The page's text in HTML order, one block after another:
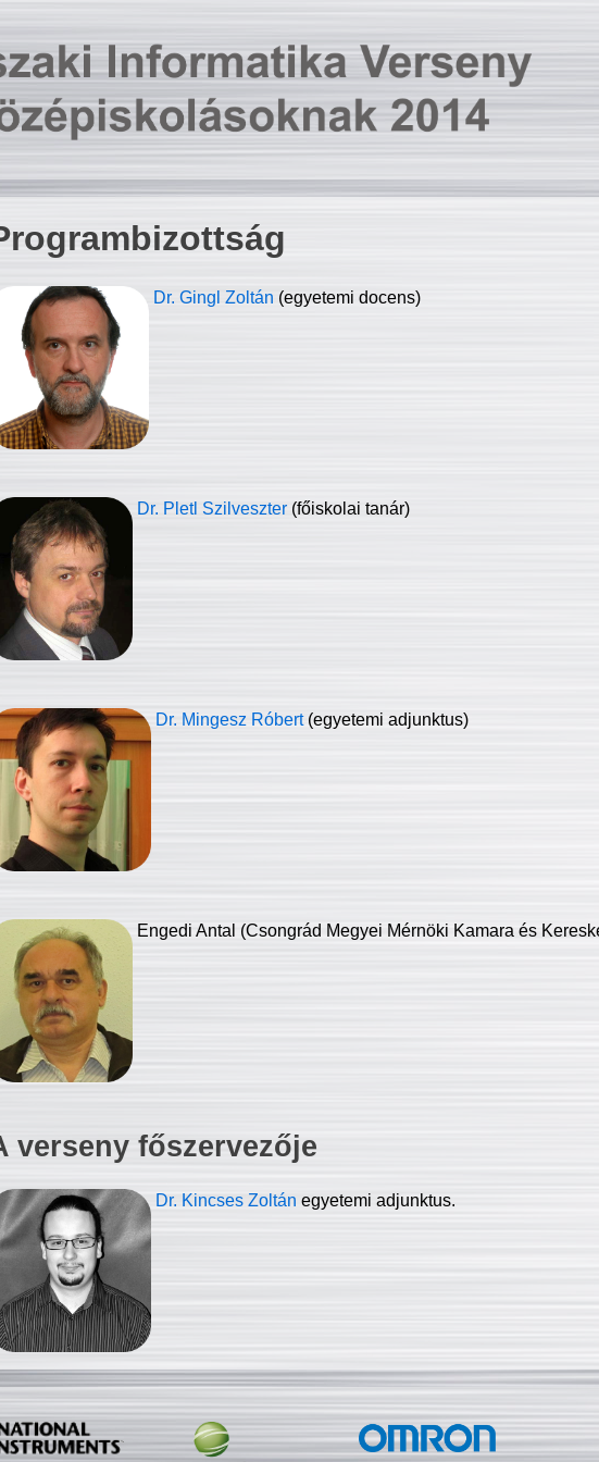
Dr. Gingl Zoltán (egyetemi docens)
Dr. Pletl Szilveszter (főiskolai tanár)
Dr. Mingesz Róbert (egyetemi adjunktus)
Engedi Antal (Csongrád Megyei Mérnöki Kamara és
verseny főszervezője
Dr. Kincses Zoltán egyetemi adjunktus.